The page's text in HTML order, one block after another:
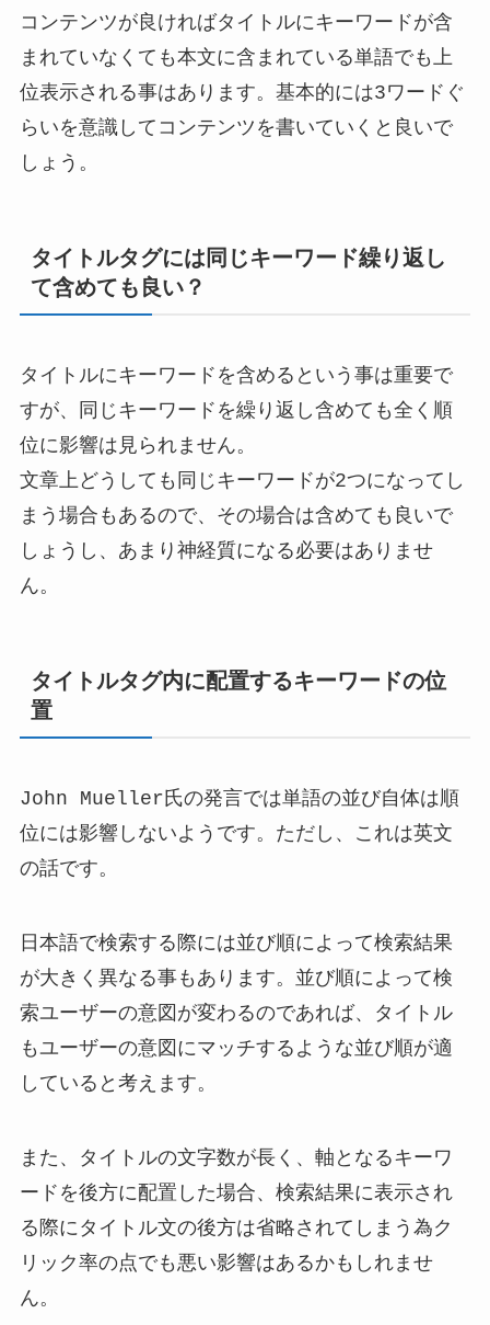
コンテンツが良ければタイトルにキーワードが含
まれていなくても本文に含まれている単語でも上
位表示される事はあります。基本的には3ワードぐ
らいを意識してコンテンツを書いていくと良いで
しょう。
タイトルタグには同じキーワード繰り返し
て含めても良い？
タイトルにキーワードを含めるという事は重要で
すが、同じキーワードを繰り返し含めても全く順
位に影響は見られません。
文章上どうしても同じキーワードが2つになってし
まう場合もあるので、その場合は含めても良いで
しょうし、あまり神経質になる必要はありませ
ん。
タイトルタグ内に配置するキーワードの位
置
John Mueller氏の発言では単語の並び自体は順
位には影響しないようです。ただし、これは英文
の話です。
日本語で検索する際には並び順によって検索結果
が大きく異なる事もあります。並び順によって検
索ユーザーの意図が変わるのであれば、タイトル
もユーザーの意図にマッチするような並び順が適
していると考えます。
また、タイトルの文字数が長く、軸となるキーワ
ードを後方に配置した場合、検索結果に表示され
る際にタイトル文の後方は省略されてしまう為ク
リック率の点でも悪い影響はあるかもしれませ
ん。